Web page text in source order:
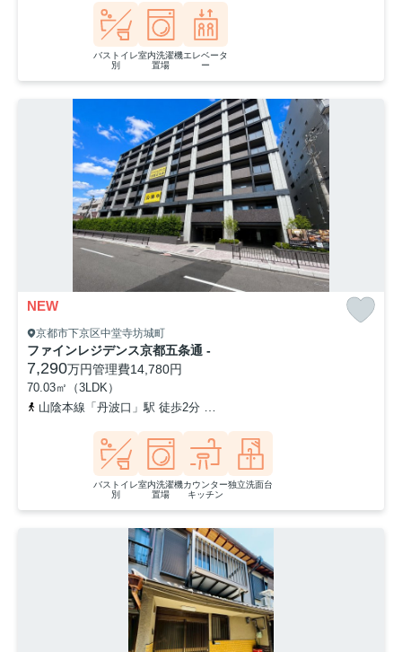
バストイレ
別
室内洗濯機
置場
エレベータ
ー
NEW
京都市下京区中堂寺坊城町
ファインレジデンス京都五条通 -
7,290万円管理費14,780円
70.03㎡（3LDK）
山陰本線「丹波口」駅 徒歩2分
バストイレ
別
室内洗濯機
置場
カウンター
キッチン
独立洗面台